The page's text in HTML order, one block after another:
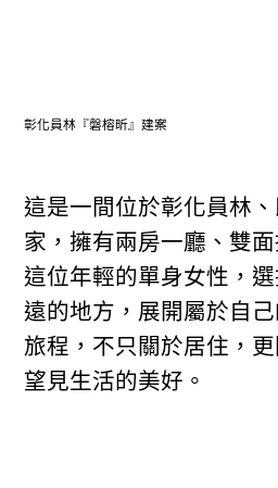
彰化員林『磐榕昕』建案
這是一間位於彰化員林
家，擁有兩房一廳、雙
這位年輕的單身女性，
遠的地方，展開屬於自
旅程，不只關於居住，
望見生活的美好。